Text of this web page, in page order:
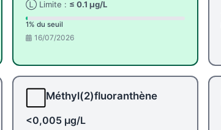
Ⓛ Limite : ≤ 0.1 µg/L
1% du seuil
16/07/2026
Méthyl(2)fluoranthène
<0,005 µg/L